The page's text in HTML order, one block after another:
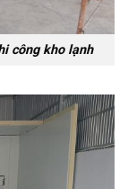
công kho lạnh